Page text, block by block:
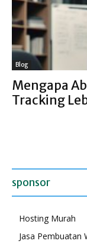
Blog
Mengapa
Tracking
sponsor
Hosting Murah
Jasa Pembuatan